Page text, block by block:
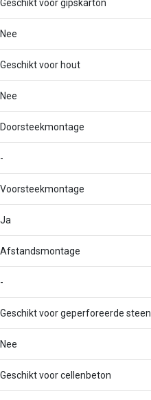
Geschikt voor gipskarton
Nee
Geschikt voor hout
Nee
Doorsteekmontage
-
Voorsteekmontage
Ja
Afstandsmontage
-
Geschikt voor geperforeerde steen
Nee
Geschikt voor cellenbeton